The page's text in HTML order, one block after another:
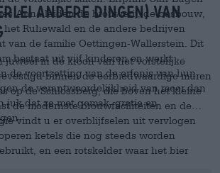
Anna leiden de brouwerij, de bosbouw,
Ruhewald en de andere bedrijven
van de familie Oettingen-Wallerstein. Dit
bestaat uit vijf kinderen en werkt
de voortzetting van de erfenis van hun
de verantwoordelijkheid van meer dan
juk dat ze met gemak, gratie en
andere dingen) van
juweel in de kroon van het vorstelijke
binnen de eerbiedwaardige muren
op de Schlossberg, die boven het kleine
de modernste brouwfaciliteiten en de
vindt u er overblijfselen uit vervlogen
ketels die nog steeds worden
en een rotskelder waar het bier